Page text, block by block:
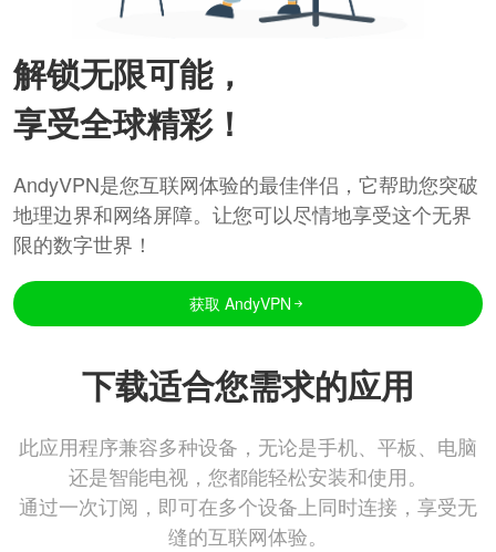
解锁无限可能，
享受全球精彩！
AndyVPN是您互联网体验的最佳伴侣，它帮助您突破
地理边界和网络屏障。让您可以尽情地享受这个无界
限的数字世界！
获取 AndyVPN
下载适合您需求的应用
此应用程序兼容多种设备，无论是手机、平板、电脑
还是智能电视，您都能轻松安装和使用。
通过一次订阅，即可在多个设备上同时连接，享受无
缝的互联网体验。